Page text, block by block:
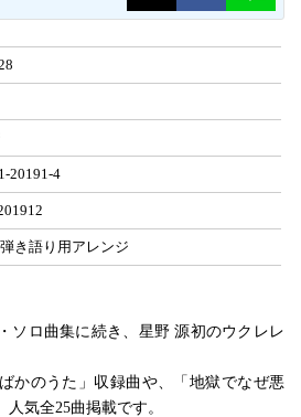
20191-4
き語り用アレンジ
ソロ曲集に続き、星野 源初のウクレレ
かのうた」収録曲や、「地獄でなぜ悪
気全25曲掲載です。